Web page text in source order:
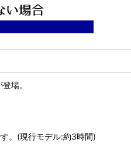
場。
。(現行モデル:約3時間)